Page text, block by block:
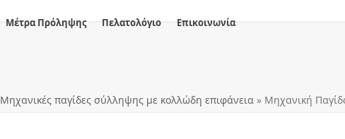
Μέτρα Πρόληψης Πελατολόγιο Επικοινωνία
Μηχανικές παγίδες σύλληψης με κολλώδη επιφάνεια» Μηχανική